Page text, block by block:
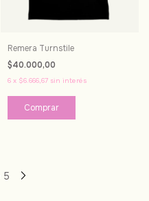
Remera Turnstile
$40.000,00
6 x $6.666,67 sin interés
Comprar
5